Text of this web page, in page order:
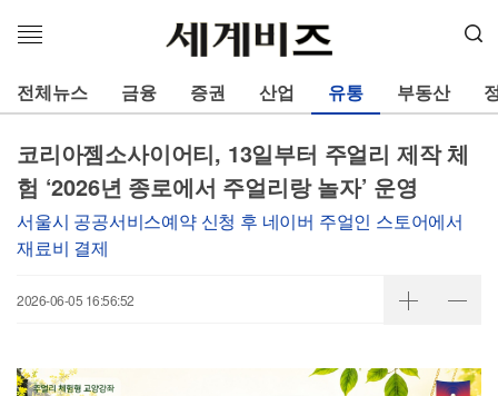
메
열
기
전체뉴스 금융 증권 산업 유통 부동산
코리아젬소사이어티, 13일부터 주얼리 제작 체
험 ‘2026년 종로에서 주얼리랑 놀자’ 운영
서울시 공공서비스예약 신청 후 네이버 주얼인 스토어에서
재료비 결제
2026-06-05 16:56:52